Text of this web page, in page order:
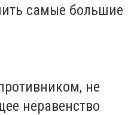
самые большие
не
неравенство